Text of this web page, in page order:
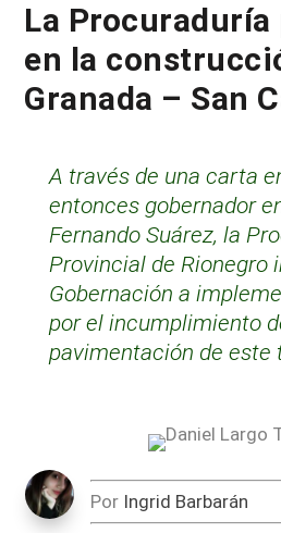
La Procuraduría
en la
Granada – San
A través de una carta
entonces gobernador
Fernando Suárez, la
Provincial de Rionegro
Gobernación a
por el incumplimiento
pavimentación de este
Por Ingrid Barbarán